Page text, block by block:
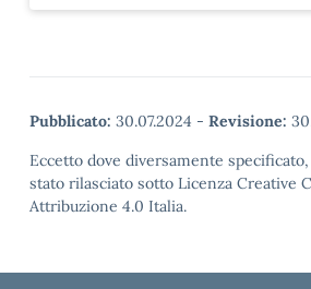
Pubblicato: 30.07.2024 - Revisione:
Eccetto dove diversamente
stato rilasciato sotto Licenza Creative
Attribuzione 4.0 Italia.